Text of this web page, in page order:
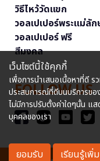
วิธีไหว้วัดแขก
วอลเปเปอร์พระแม่ลั
วอลเปเปอร์ ฟรี
สีมงคล
FOLLOW US
เว็บไซต์นี้ใช้คุกกี้
เพื่อการนำเสนอเนื้อหาที่ดี
ประสบการณ์ที่ดีบนบริการขอ
ไม่มีการปรับตั้งค่าใดๆนั้น แ
บุคคลของเรา
ยอมรับ เรียนรู้เพิ่